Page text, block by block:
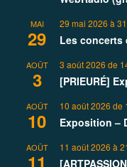
MAI
29
29 mai 2026 à
Les concerts
AOÛT
3
3 août 2026 de
[PRIEURÉ]
AOÛT
10
10 août 2026 de
Exposition –
AOÛT 11 août 2026 à